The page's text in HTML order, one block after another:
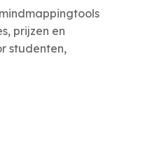
prijzen en
studenten,